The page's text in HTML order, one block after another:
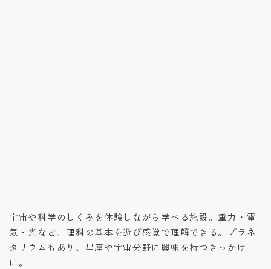
宇宙や科学のしくみを体験しながら学べる施設。重力・電
気・光など、理科の基本を遊び感覚で理解できる。プラネ
タリウムもあり、星座や宇宙分野に興味を持つきっかけ
に。